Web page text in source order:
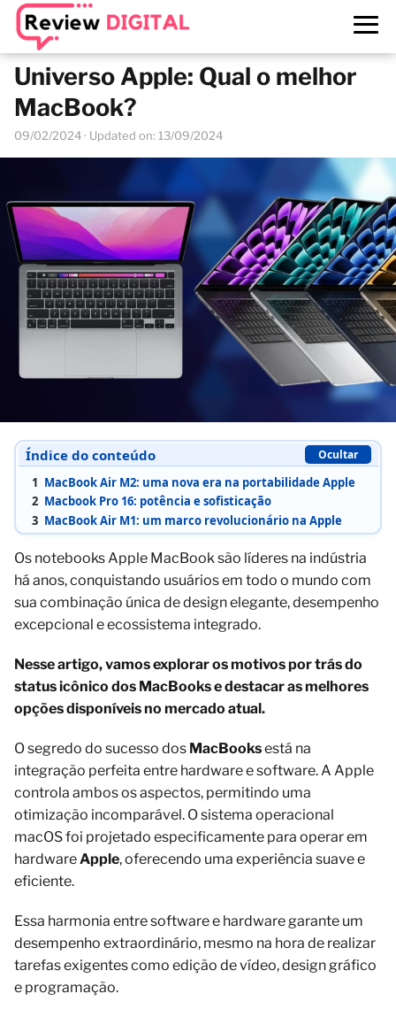
Universo Apple: Qual o melhor
MacBook?
09/02/2024· Updated on: 13/09/2024
Índice do conteúdo Ocultar
1 MacBook Air M2: uma nova era na portabilidade Apple
2 Macbook Pro 16: potência e sofisticação
3 MacBook Air M1: um marco revolucionário na Apple
Os notebooks Apple MacBook são líderes na indústria
há anos, conquistando usuários em todo o mundo com
sua combinação única de design elegante, desempenho
excepcional e ecossistema integrado.
Nesse artigo, vamos explorar os motivos por trás do
status icônico dos MacBooks e destacar as melhores
opções disponíveis no mercado atual.
O segredo do sucesso dos MacBooksestá na
integração perfeita entre hardware e software. A Apple
controla ambos os aspectos, permitindo uma
otimização incomparável. O sistema operacional
macOS foi projetado especificamente para operar em
hardwareApple, oferecendo uma experiência suave e
eficiente.
Essa harmonia entre software e hardware garante um
desempenho extraordinário, mesmo na hora de realizar
tarefas exigentes como edição de vídeo, design gráfico
e programação.